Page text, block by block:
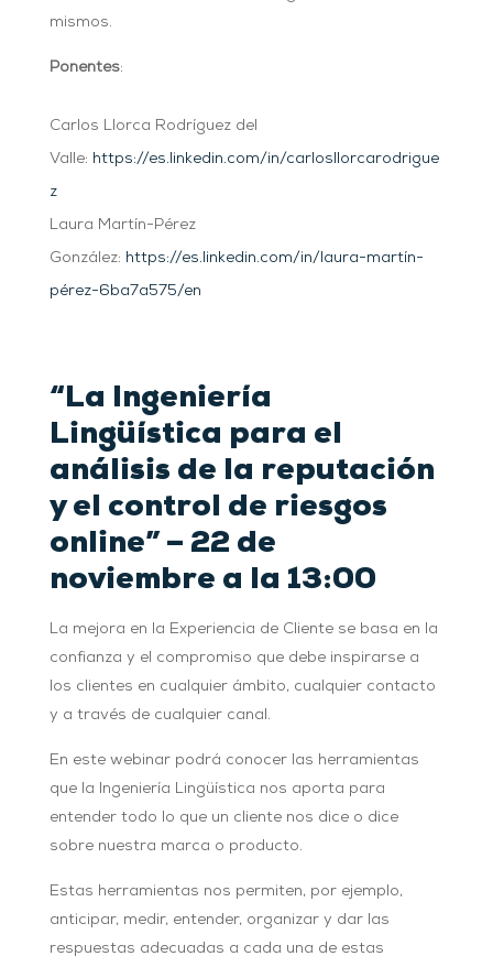
mismos.
Ponentes:
Carlos Llorca Rodríguez del
Valle: https://es.linkedin.com/in/carlosllorcarodrigue
z
Laura Martín-Pérez
González: https://es.linkedin.com/in/laura-martín-
pérez-6ba7a575/en
“La Ingeniería
Lingüística para el
análisis de la reputación
y el control de riesgos
online” – 22 de
noviembre a la 13:00
La mejora en la Experiencia de Cliente se basa en la
confianza y el compromiso que debe inspirarse a
los clientes en cualquier ámbito, cualquier contacto
y a través de cualquier canal.
En este webinar podrá conocer las herramientas
que la Ingeniería Lingüística nos aporta para
entender todo lo que un cliente nos dice o dice
sobre nuestra marca o producto.
Estas herramientas nos permiten, por ejemplo,
anticipar, medir, entender, organizar y dar las
respuestas adecuadas a cada una de estas